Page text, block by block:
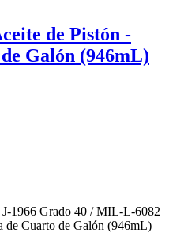
de Pistón -
Galón (946mL)
1966 Grado 40 / MIL-L-6082
de Cuarto de Galón (946mL)